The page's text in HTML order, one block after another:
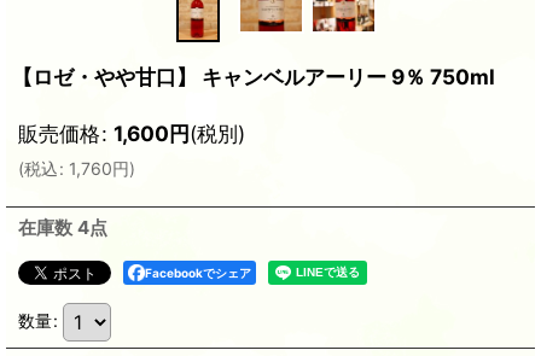
【ロゼ・やや甘口】 キャンベルアーリー 9％ 750ml
販売価格: 1,600円(税別)
(税込: 1,760円)
在庫数 4点
Facebookでシェア
数量: